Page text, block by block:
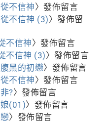
不信神〉發佈留言
不信神 (3)〉發佈留
不信神〉發佈留言
不信神 (3)〉發佈留言
黑的初戀〉發佈留言
不信神〉發佈留言
?〉發佈留言
(01)〉發佈留言
〉發佈留言